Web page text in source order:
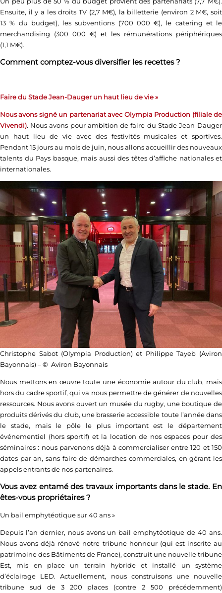
Ensuite, il y a les droits TV (2,7 M€), la billetterie (environ 2 M€, soit
13 % du budget), les subventions (700 000 €), le catering et le
merchandising (300 000 €) et les rémunérations périphériques
(1,1 M€).
Comment comptez-vous diversifier les recettes ?
Faire du Stade Jean-Dauger un haut lieu de vie»
Nous avons signé un partenariat avec Olympia Production (filiale de
Vivendi). Nous avons pour ambition de faire du Stade Jean-Dauger
un haut lieu de vie avec des festivités musicales et sportives.
Pendant 15 jours au mois de juin, nous allons accueillir des nouveaux
talents du Pays basque, mais aussi des têtes d’affiche nationales et
internationales.
Christophe Sabot (Olympia Production) et Philippe Tayeb (Aviron
Bayonnais) – © Aviron Bayonnais
Nous mettons en œuvre toute une économie autour du club, mais
hors du cadre sportif, qui va nous permettre de générer de nouvelles
ressources. Nous avons ouvert un musée du rugby, une boutique de
produits dérivés du club, une brasserie accessible toute l’année dans
le stade, mais le pôle le plus important est le département
événementiel (hors sportif) et la location de nos espaces pour des
séminaires : nous parvenons déjà à commercialiser entre 120 et 150
dates par an, sans faire de démarches commerciales, en gérant les
appels entrants de nos partenaires.
Vous avez entamé des travaux importants dans le stade. En
êtes-vous propriétaires ?
Un bail emphytéotique sur 40 ans»
Depuis l’an dernier, nous avons un bail emphytéotique de 40 ans.
Nous avons déjà rénové notre tribune honneur (qui est inscrite au
patrimoine des Bâtiments de France), construit une nouvelle tribune
Est, mis en place un terrain hybride et installé un système
d’éclairage LED. Actuellement, nous construisons une nouvelle
tribune sud de 3 200 places (contre 2 500 précédemment)